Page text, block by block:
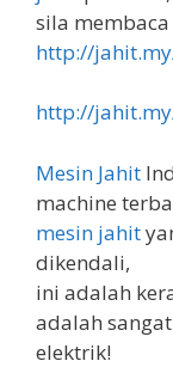
sila
http://
http://
Mesin Jahit
machine
mesin jahit
dikendali,
ini adalah
adalah
elektrik!